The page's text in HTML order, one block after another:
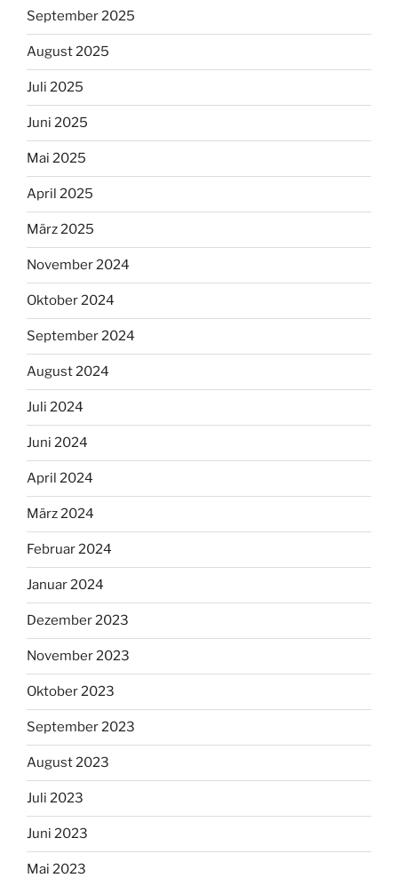
September 2025
August 2025
Juli 2025
Juni 2025
Mai 2025
April 2025
März 2025
November 2024
Oktober 2024
September 2024
August 2024
Juli 2024
Juni 2024
April 2024
März 2024
Februar 2024
Januar 2024
Dezember 2023
November 2023
Oktober 2023
September 2023
August 2023
Juli 2023
Juni 2023
Mai 2023